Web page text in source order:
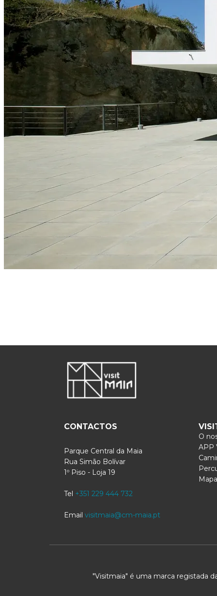
CONTACTOS
Parque Central da Maia
Rua Simão Bolívar
1º Piso - Loja 19
Tel +351 229 444 732
Email visitmaia@cm-maia.pt
O
APP
"Visitmaia" é uma marca registada